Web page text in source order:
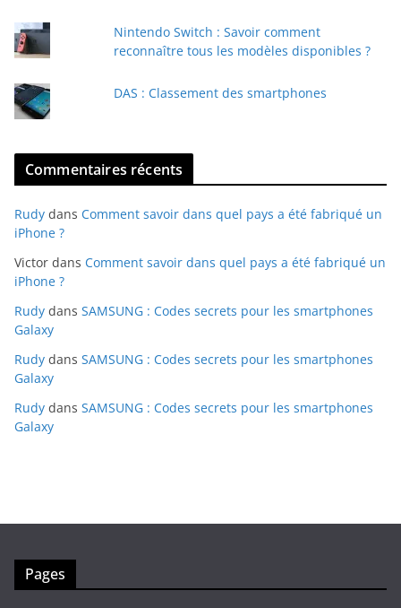
Nintendo Switch : Savoir comment
reconnaître tous les modèles disponibles ?
DAS : Classement des smartphones
Commentaires récents
Rudy dans Comment savoir dans quel pays a été fabriqué un
iPhone ?
Victor dans Comment savoir dans quel pays a été fabriqué un
iPhone ?
Rudy dans SAMSUNG : Codes secrets pour les smartphones
Galaxy
Rudy dans SAMSUNG : Codes secrets pour les smartphones
Galaxy
Rudy dans SAMSUNG : Codes secrets pour les smartphones
Galaxy
Pages